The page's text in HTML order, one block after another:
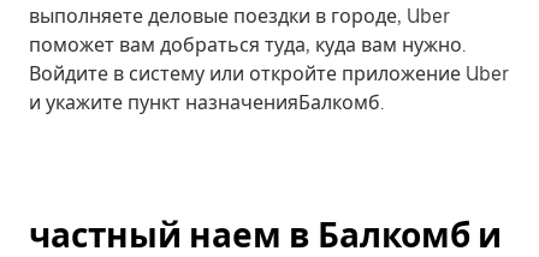
выполняете деловые поездки в городе, Uber
поможет вам добраться туда, куда вам нужно.
Войдите в систему или откройте приложение Uber
и укажите пункт назначенияБалкомб.
частный наем в Балкомб и